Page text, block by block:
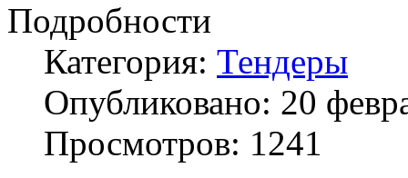
Подробности
Категория: Тендеры
Опубликовано: 20
Просмотров: 1241